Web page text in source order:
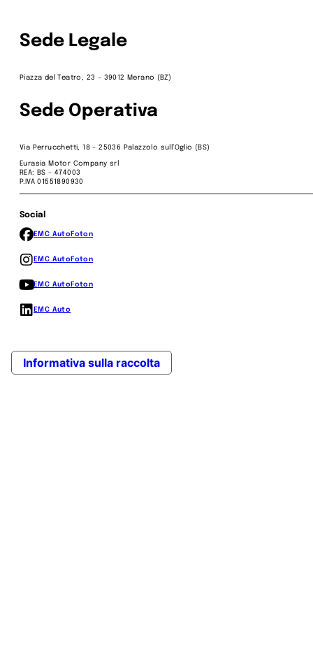
Sede Legale
Piazza del Teatro, 23 – 39012 Merano (BZ)
Sede Operativa
Via Perrucchetti, 18 – 25036 Palazzolo sull’Oglio (BS)
Eurasia Motor Company srl
REA: BS – 474003
P.IVA 01551890930
Social
EMC Auto Foton
EMC Auto Foton
EMC Auto Foton
EMC Auto
Informativa sulla raccolta